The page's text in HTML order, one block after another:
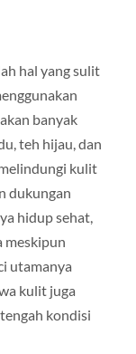
hal yang sulit
banyak
teh hijau, dan
kulit
dukungan
hidup sehat,
meskipun
utamanya
kulit juga
kondisi